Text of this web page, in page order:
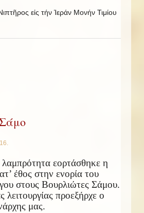
εἰς τήν Ἱεράν Μονήν Τιμίου
.
εορτάσθηκε η
έθος στην ενορία του
στους Βουρλιώτες Σάμου.
λειτουργίας προεξήρχε ο
μας.